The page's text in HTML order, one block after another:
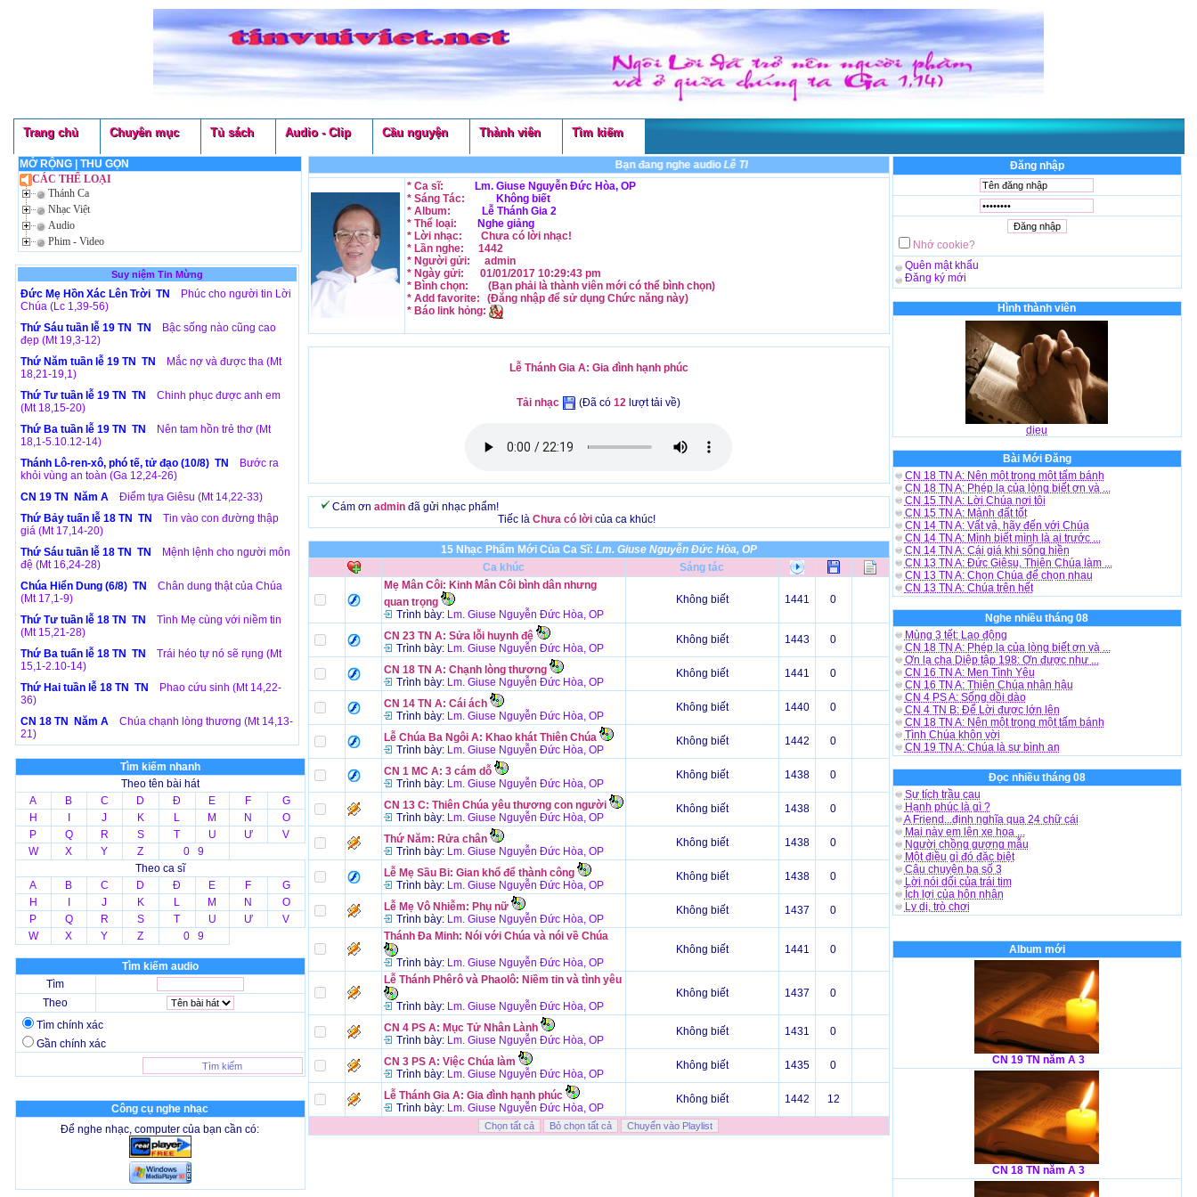
Trang chủ Chuyên mục Tủ sách Audio - Clip Cầu nguyện Thành viên Tìm kiếm
MỞ RỘNG
THU GỌN
CÁC THỂ LOẠI
Thánh Ca
Nhạc Việt
Audio
Phim - Video
Suy niệm Tin Mừng
Đức Mẹ Hồn Xác Lên Trời TN
Phúc cho người tin Lời
Chúa (Lc 1,39-56)
Thứ Sáu tuần lễ 19 TN TN
Bậc sống nào cũng cao
đẹp (Mt 19,3-12)
Thứ Năm tuần lễ 19 TN TN
Mắc nợ và được tha (Mt
18,21-19,1)
Thứ Tư tuần lễ 19 TN TN
Chinh phục được anh em
(Mt 18,15-20)
Thứ Ba tuần lễ 19 TN TN
Nên tam hồn trẻ thơ (Mt
18,1-5.10.12-14)
Thánh Lô-ren-xô, phó tế, tử đạo (10/8) TN
Bước ra
khỏi vùng an toàn (Ga 12,24-26)
CN 19 TN Năm A
Điểm tựa Giêsu (Mt 14,22-33)
Thứ Bảy tuấn lễ 18 TN TN
Tin vào con đường thập
giá (Mt 17,14-20)
Thứ Sáu tuần lễ 18 TN TN
Mệnh lệnh cho người môn
đệ (Mt 16,24-28)
Chúa Hiển Dung (6/8) TN
Chân dung thật của Chúa
(Mt 17,1-9)
Thứ Tư tuần lễ 18 TN TN
Tình Mẹ cùng với niềm tin
(Mt 15,21-28)
Thứ Ba tuấn lễ 18 TN TN
Trái héo tự nó sẽ rụng (Mt
15,1-2.10-14)
Thứ Hai tuần lễ 18 TN TN
Phao cứu sinh (Mt 14,22-
36)
CN 18 TN Năm A
Chúa chạnh lòng thương (Mt 14,13-
21)
Tìm kiếm nhanh
Theo tên bài hát
A
B C D Đ E F
G
H
J K L M N
O
P
Q R S T U Ư
V
W
X Y Z
0 9
Theo ca sĩ
A
B C D Đ E F
G
H
J K L M N
O
P
Q R S T U Ư
V
W
X Y Z 0 9
Tìm kiếm audio
Tìm
Theo
Tìm chính xác
Gần chính xác
Công cụ nghe nhạc
Để nghe nhạc, computer của bạn cần có:
Bạn đang nghe audioLễ Thánh Gia A: Gia đình hạnh phúc Lm. Giuse Nguyễn Đức Hòa, OP
* Ca sĩ:
Lm. Giuse Nguyễn Đức Hòa, OP
* Sáng Tác:
Không biết
* Album:
Lễ Thánh Gia 2
* Thể loại:
Nghe giảng
* Lời nhạc:
Chưa có lời nhạc!
* Lần nghe:
1442
* Người gửi:
admin
* Ngày gửi:
01/01/2017 10:29:43 pm
* Bình chọn:
(Bạn phải là thành viên mới có thể bình chọn)
* Add favorite:
(Đăng nhập để sử dụng Chức năngnày)
* Báo link hỏng:
Lễ Thánh Gia A: Gia đình hạnh phúc
Tải nhạc (Đã có 12 lượt tải về)
Cám ơn adminđã gửi nhạc phẩm!
Tiếc là Chưa có lờicủa ca khúc!
15 Nhạc Phẩm Mới Của Ca Sĩ: Lm. Giuse Nguyễn Đức Hòa, OP
Ca khúc
Sáng tác
Mẹ Mân Côi: Kinh Mân Côi bình dân nhưng
quan trọng
Trình bày: Lm. Giuse Nguyễn Đức Hòa, OP
Không biết 1441 0
CN 23 TN A: Sửa lỗi huynh đệ
Trình bày: Lm. Giuse Nguyễn Đức Hòa, OP
Không biết 1443 0
CN 18 TN A: Chạnh lòng thương
Trình bày: Lm. Giuse Nguyễn Đức Hòa, OP
Không biết 1441 0
CN 14 TN A: Cái ách
Trình bày: Lm. Giuse Nguyễn Đức Hòa, OP
Không biết 1440 0
Lễ Chúa Ba Ngôi A: Khao khát Thiên Chúa
Trình bày: Lm. Giuse Nguyễn Đức Hòa, OP
Không biết 1442 0
CN 1 MC A: 3 cám dỗ
Trình bày: Lm. Giuse Nguyễn Đức Hòa, OP
Không biết 1438 0
CN 13 C: Thiên Chúa yêu thương con người
Trình bày: Lm. Giuse Nguyễn Đức Hòa, OP
Không biết 1438 0
Thứ Năm: Rửa chân
Trình bày: Lm. Giuse Nguyễn Đức Hòa, OP
Không biết 1438 0
Lễ Mẹ Sầu Bi: Gian khổ để thành công
Trình bày: Lm. Giuse Nguyễn Đức Hòa, OP
Không biết 1438 0
Lễ Mẹ Vô Nhiễm: Phụ nữ
Trình bày: Lm. Giuse Nguyễn Đức Hòa, OP
Không biết 1437 0
Thánh Đa Minh: Nói với Chúa và nói về Chúa
Trình bày: Lm. Giuse Nguyễn Đức Hòa, OP
Không biết 1441 0
Lễ Thánh Phêrô và Phaolô: Niềm tin và tình yêu
Trình bày: Lm. Giuse Nguyễn Đức Hòa, OP
Không biết 1437 0
CN 4 PS A: Mục Tử Nhân Lành
Trình bày: Lm. Giuse Nguyễn Đức Hòa, OP
Không biết 1431 0
CN 3 PS A: Việc Chúa làm
Trình bày: Lm. Giuse Nguyễn Đức Hòa, OP
Không biết 1435 0
Lễ Thánh Gia A: Gia đình hạnh phúc
Trình bày: Lm. Giuse Nguyễn Đức Hòa, OP
Không biết 1442 12
Đăng nhập
Nhớ cookie?
Quên mật khẩu
Đăng ký mới
Hình thành viên
dieu
Bài Mới Đăng
CN 18 TN A: Nên một trong một tấm bánh
CN 18 TN A: Phép lạ của lòng biết ơn và ...
CN 15 TN A: Lời Chúa nơi tôi
CN 15 TN A: Mảnh đất tốt
CN 14 TN A: Vất vả, hãy đến với Chúa
CN 14 TN A: Mình biết mình là ai trước ...
CN 14 TN A: Cái giá khi sống hiền
CN 13 TN A: Đức Giêsu, Thiên Chúa làm ...
CN 13 TN A: Chọn Chúa để chọn nhau
CN 13 TN A: Chúa trên hết
Nghe nhiều tháng 08
Mùng 3 tết: Lao động
CN 18 TN A: Phép lạ của lòng biết ơn và ...
Ơn lạ cha Diệp tập 198: Ơn được như ...
CN 16 TN A: Men Tình Yêu
CN 16 TN A: Thiên Chúa nhân hậu
CN 4 PS A: Sống dồi dào
CN 4 TN B: Để Lời được lớn lên
CN 18 TN A: Nên một trong một tấm bánh
Tình Chúa khôn vời
CN 19 TN A: Chúa là sự bình an
Đọc nhiều tháng 08
Sự tích trầu cau
Hạnh phúc là gì ?
A Friend...định nghĩa qua 24 chữ cái
Mai này em lên xe hoa ...
Người chồng gương mẫu
Một điều gì đó đặc biệt
Câu chuyện ba số 3
Lời nói dối của trái tim
Ích lợi của hôn nhân
Ly dị, trò chơi
Album mới
CN 19 TN năm A 3
CN 18 TN năm A 3